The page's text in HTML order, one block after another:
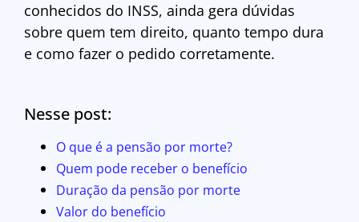
conhecidos do INSS, ainda gera dúvidas
sobre quem tem direito, quanto tempo dura
e como fazer o pedido corretamente.
Nesse post:
O que é a pensão por morte?
Quem pode receber o benefício
Duração da pensão por morte
Valor do benefício